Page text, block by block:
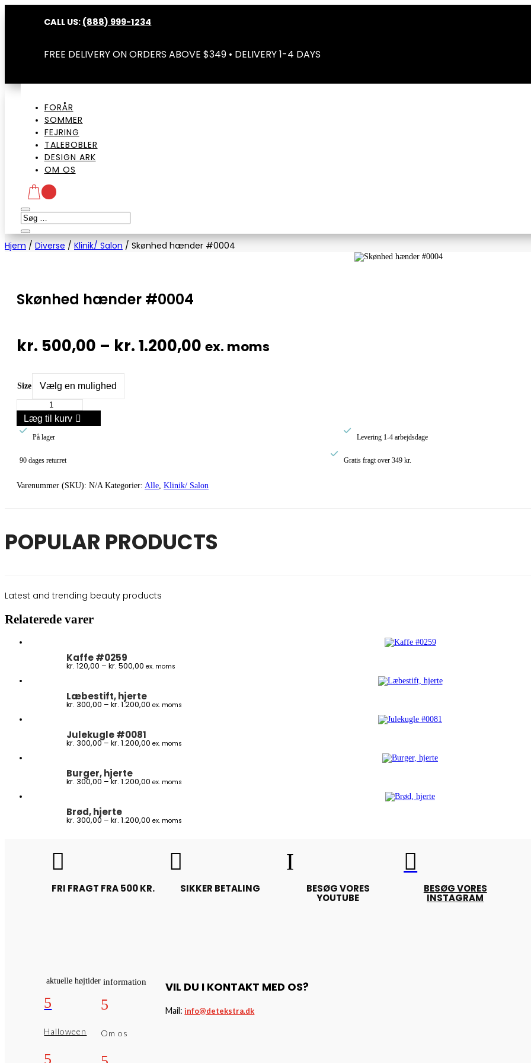
CALL US: (888) 999-1234
FREE DELIVERY ON ORDERS ABOVE $349 • DELIVERY 1-4 DAYS
FORÅR
SOMMER
FEJRING
TALEBOBLER
DESIGN ARK
OM OS
Hjem / Diverse / Klinik/ Salon / Skønhed hænder #0004
Skønhed hænder #0004
kr. 500,00 – kr.1.200,00Prisinterval:
ex. moms
Size
hænder
#0004
antal
Læg til kurv

På lager

Levering 1-4 arbejdsdage
90 dages returret

Gratis fragt over 349 kr.
Varenummer (SKU): N/A Kategorier: Alle Klinik/ Salon
POPULAR PRODUCTS
Latest and trending beauty products
Relaterede varer
Kaffe #0259
kr. 120,00 – kr. 500,00 Prisinterval:
ex. moms
Læbestift, hjerte
kr. 300,00 – kr. 1.200,00 Prisinterval:
ex. moms
Julekugle #0081
kr. 300,00– kr. 1.200,00 Prisinterval:
ex. moms
Burger, hjerte
kr. 300,00 – kr. 1.200,00 Prisinterval:
ex. moms
Brød, hjerte
kr. 300,00 – kr. 1.200,00 Prisinterval:
ex. moms

FRI FRAGT FRA 500 KR.

SIKKER BETALING
I
BESØG VORES
YOUTUBE

BESØG VORES
INSTAGRAM
aktuelle højtider
5
Halloween
5
information
5
Om os
VIL DU I KONTAKT MED OS?
Mail:info@detekstra.dk